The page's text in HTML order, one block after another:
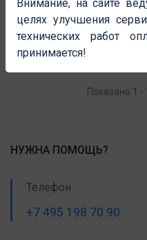
Показано 1 -
НУЖНА ПОМОЩЬ?
Телефон
+7 495 198 70 90
Внимание, на сайте
целях улучшения
технических работ
принимается!